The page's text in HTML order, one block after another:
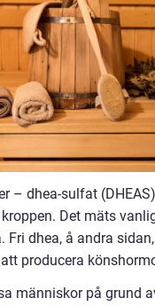
– dhea-sulfat
Det mäts
dhea, å andra
producera
människor på grund